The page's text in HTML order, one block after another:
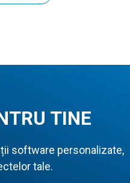
TINE
software personalizate,
tale.